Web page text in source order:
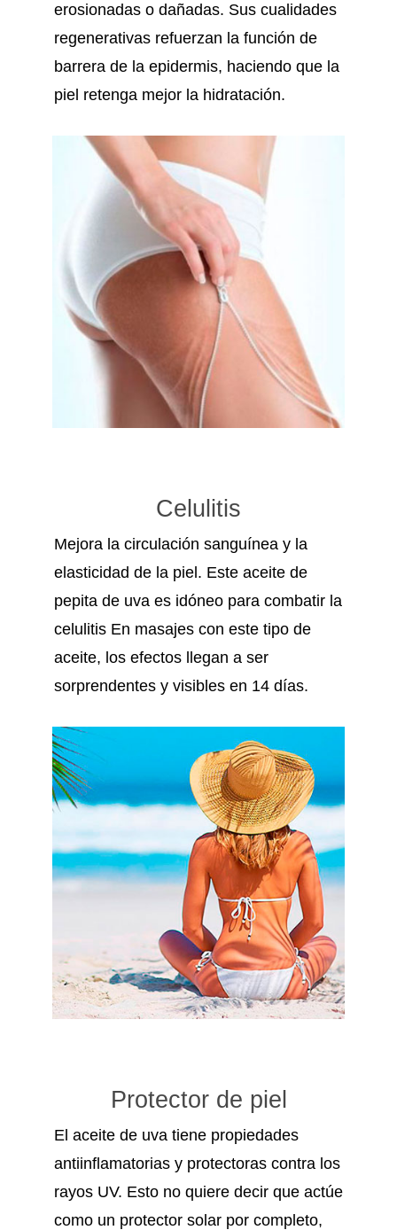
erosionadas o dañadas. Sus cualidades
regenerativas refuerzan la función de
barrera de la epidermis, haciendo que la
piel retenga mejor la hidratación.
Celulitis
Mejora la circulación sanguínea y la
elasticidad de la piel. Este aceite de
pepita de uva es idóneo para combatir la
celulitis En masajes con este tipo de
aceite, los efectos llegan a ser
sorprendentes y visibles en 14 días.
Protector de piel
El aceite de uva tiene propiedades
antiinflamatorias y protectoras contra los
rayos UV. Esto no quiere decir que actúe
como un protector solar por completo,